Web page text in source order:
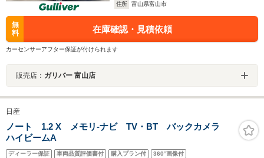
住所
富山県富山市
無
料
在庫確認・見積依頼
カーセンサーアフター保証が付けられます
販売店： ガリバー 富山店
日産
ノート 1.2 X メモリ-ナビ TV・BT バックカメラ
ハイビームA
ディーラー保証 車両品質評価書付 購入プラン付 360°画像付